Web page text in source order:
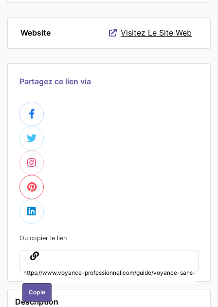
Website Visitez Le Site Web
Partagez ce lien via
Ou copier le lien
Copie
Description